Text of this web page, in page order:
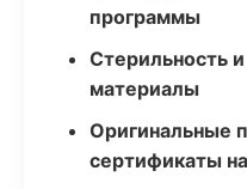
программы
Стерильность
материалы
Оригинальные
сертификаты